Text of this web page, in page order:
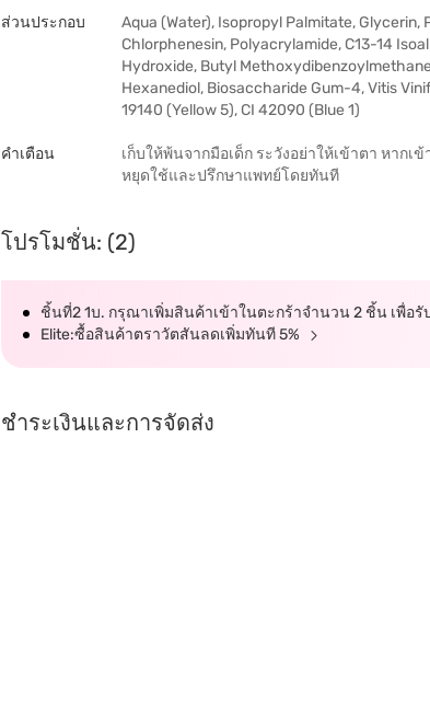
ส่วนประกอบ
Aqua (Water), Isopropyl Palmitate,
Chlorphenesin, Polyacrylamide, C13-14
Hydroxide, Butyl
Hexanediol, Biosaccharide Gum-4, Vitis
19140 (Yellow 5), CI 42090 (Blue 1)
คำเตือน
เก็บให้พ้นจากมือเด็ก ระวังอย่าให้เข้าตา หาก
หยุดใช้และปรึกษาแพทย์โดยทันที
โปรโมชั่น: (2)
ชิ้นที่2 1บ. กรุณาเพิ่มสินค้าเข้าในตะกร้าจำนวน 2 ชิ้น เพื่อ
Elite:ซื้อสินค้าตราวัตสันลดเพิ่มทันที 5%
ชำระเงินและการจัดส่ง